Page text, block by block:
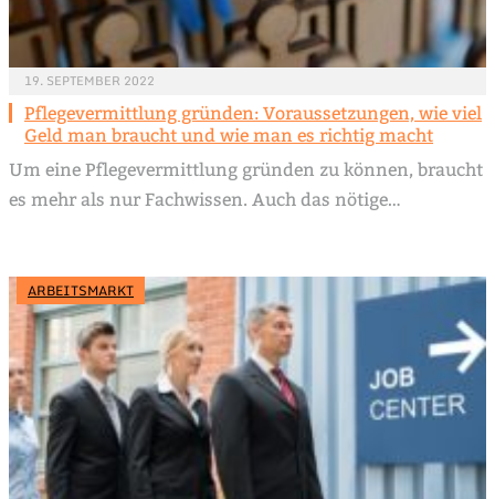
19. SEPTEMBER 2022
Pflegevermittlung gründen: Voraussetzungen, wie viel
Geld man braucht und wie man es richtig macht
Um eine Pflegevermittlung gründen zu können, braucht
es mehr als nur Fachwissen. Auch das nötige…
ARBEITSMARKT